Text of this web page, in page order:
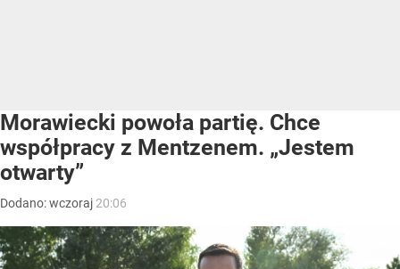
Morawiecki powoła partię. Chce
współpracy z Mentzenem. „Jestem
otwarty”
Dodano:wczoraj 20:06